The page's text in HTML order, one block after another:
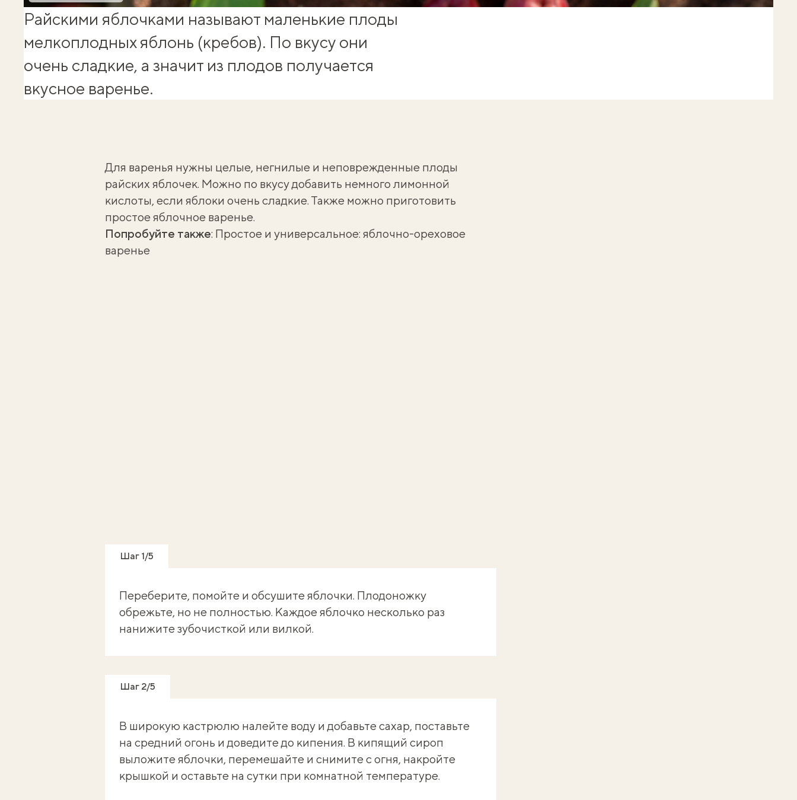
Райскими яблочками называют маленькие плоды
мелкоплодных яблонь (кребов). По вкусу они
очень сладкие, а значит из плодов получается
вкусное варенье.
Для варенья нужны целые, негнилые и неповрежденные плоды
райских яблочек. Можно по вкусу добавить немного лимонной
кислоты, если яблоки очень сладкие. Также можно приготовить
простое яблочное варенье.
Попробуйте также: Простое и универсальное: яблочно-ореховое
варенье
Шаг 1/5
Переберите, помойте и обсушите яблочки. Плодоножку
обрежьте, но не полностью. Каждое яблочко несколько раз
нанижите зубочисткой или вилкой.
Шаг 2/5
В широкую кастрюлю налейте воду и добавьте сахар, поставьте
на средний огонь и доведите до кипения. В кипящий сироп
выложите яблочки, перемешайте и снимите с огня, накройте
крышкой и оставьте на сутки при комнатной температуре.